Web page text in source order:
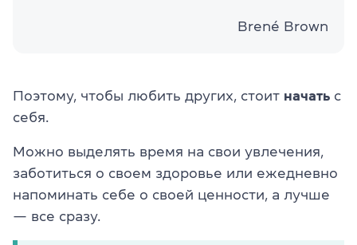
Brené Brown
Поэтому, чтобы любить других, стоит начать с
себя.
Можно выделять время на свои увлечения,
заботиться о своем здоровье или ежедневно
напоминать себе о своей ценности, а лучше
— все сразу.